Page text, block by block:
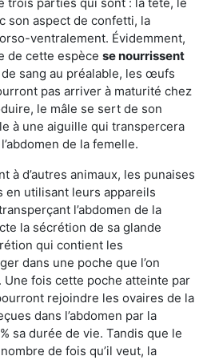
son aspect de confetti, la
ventralement. Évidemment,
de cette espèce se nourrissent
sang au préalable, les œufs
pas arriver à maturité chez
le mâle se sert de son
à une aiguille qui transpercera
de la femelle.
à d’autres animaux, les punaises
en utilisant leurs appareils
l’abdomen de la
la sécrétion de sa glande
qui contient les
dans une poche que l’on
Une fois cette poche atteinte par
rejoindre les ovaires de la
dans l’abdomen par la
sa durée de vie. Tandis que le
de fois qu’il veut, la